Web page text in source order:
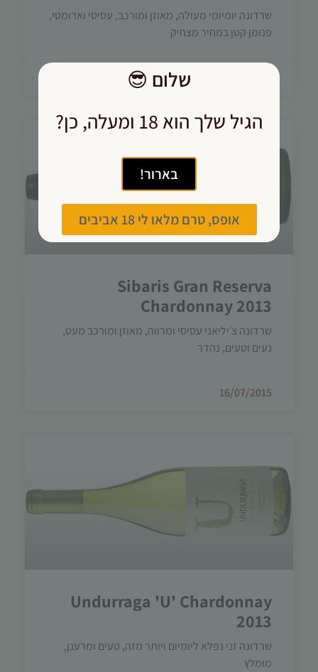
שרדונה יומיומי מעולה, מאוזן ומורכב, עסיסי וארומטי,
פנומן קטן במחיר מצחיק
Sibaris Gran Reserva
Chardonnay 2013
שרדונה צ׳יליאני עסיסי ומרווה, מאוזן ומורכב מעט,
נעים וטעים, נהדר
16/07/2015
Undurraga 'U' Chardonnay
2013
שרדונה זני נפלא ליומיום ויותר מזה, טעים ומרענן,
מומלץ
שלום 😎
הגיל שלך הוא 18 ומעלה, כן?
בארור!
אופס, טרם מלאו לי 18 אביבים